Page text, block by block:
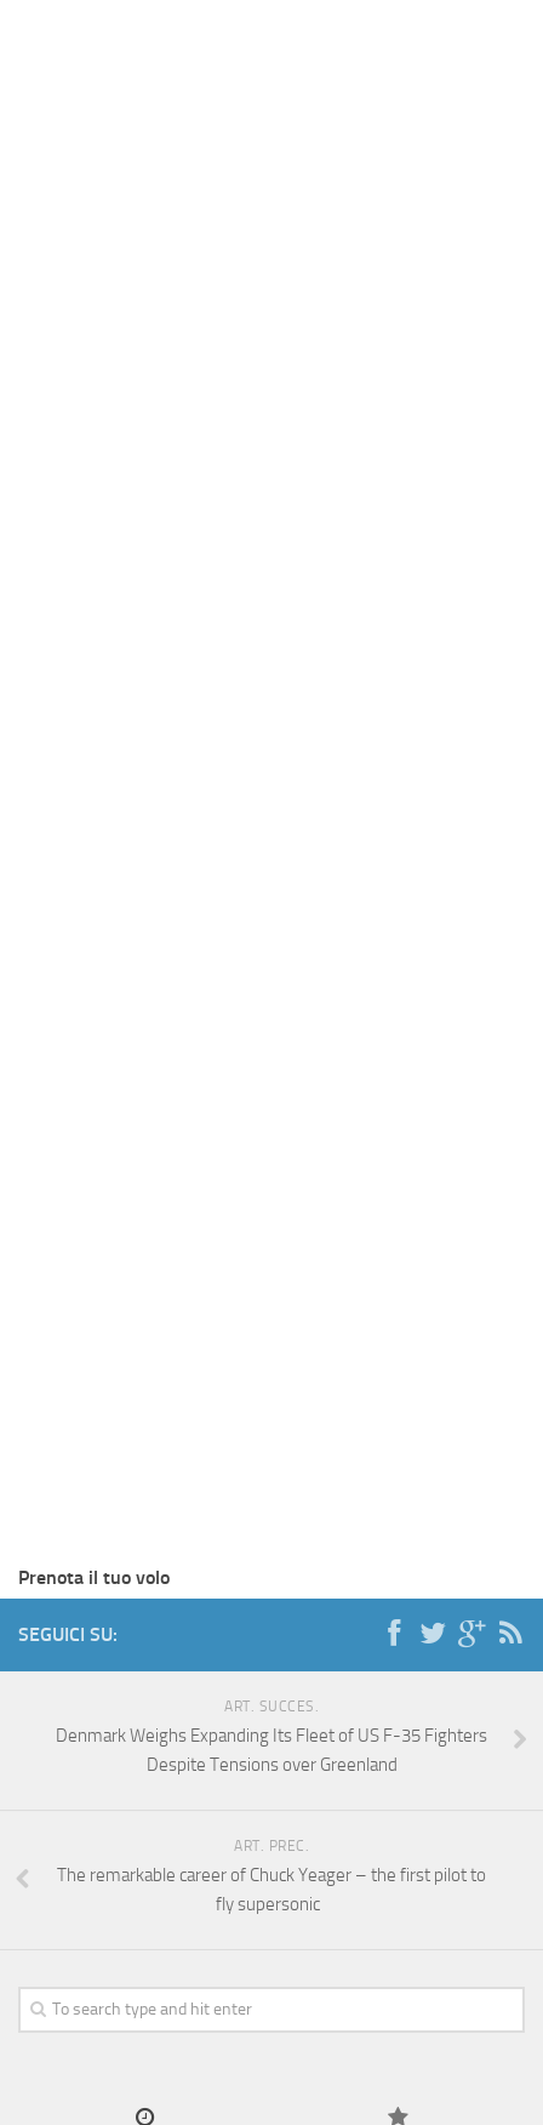
Prenota il tuo volo
SEGUICI SU:
ART. SUCCES.
Denmark Weighs Expanding Its Fleet of US F-35 Fighters
Despite Tensions over Greenland
ART. PREC.
The remarkable career of Chuck Yeager – the first pilot to
fly supersonic